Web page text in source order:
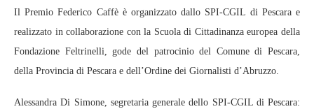
Il Premio Federico Caffè è organizzato dallo SPI-CGIL di Pescara e
realizzato in collaborazione con la Scuola di Cittadinanza europea della
Fondazione Feltrinelli, gode del patrocinio del Comune di Pescara,
della Provincia di Pescara e dell’Ordine dei Giornalisti d’Abruzzo.
Alessandra Di Simone, segretaria generale dello SPI-CGIL di Pescara: